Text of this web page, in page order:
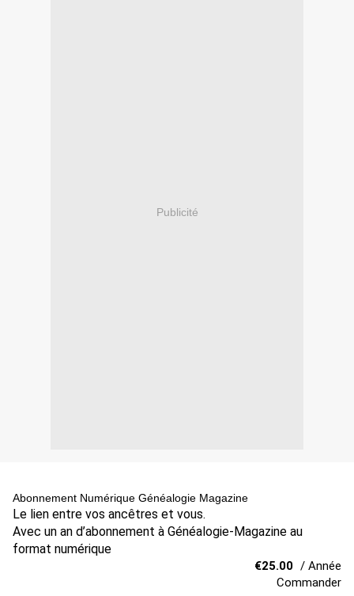
Publicité
Abonnement Numérique Généalogie Magazine
Le lien entre vos ancêtres et vous.
Avec un an d’abonnement à Généalogie-Magazine au
format numérique
€25.00 / Année
Commander